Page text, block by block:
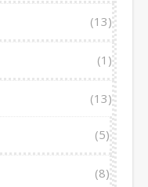
(13)
(1)
(13)
(5)
(8)